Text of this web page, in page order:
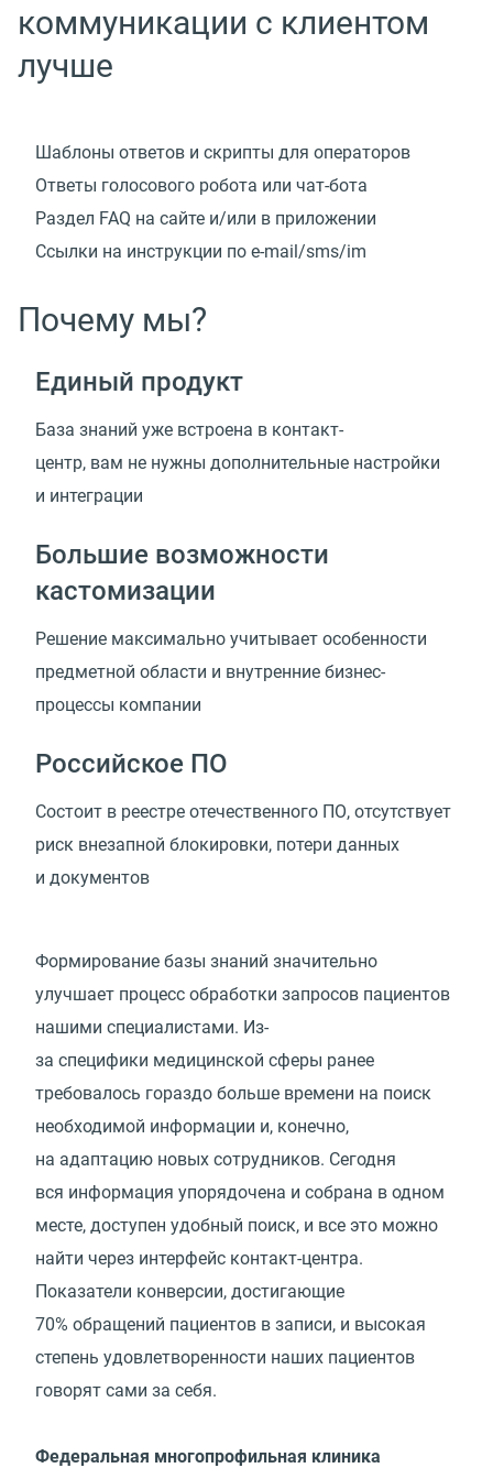
коммуникации с клиентом
лучше
Шаблоны ответов и скрипты для операторов
Ответы голосового робота или чат-бота
Раздел FAQ на сайте и/или в приложении
Ссылки на инструкции по e-mail/sms/im
Почему мы?
Единый продукт
База знаний уже встроена в контакт-
центр, вам не нужны дополнительные настройки
и интеграции
Большие возможности
кастомизации
Решение максимально учитывает особенности
предметной области и внутренние бизнес-
процессы компании
Российское ПО
Состоит в реестре отечественного ПО, отсутствует
риск внезапной блокировки, потери данных
и документов
Формирование базы знаний значительно
улучшает процесс обработки запросов пациентов
нашими специалистами. Из-
за специфики медицинской сферы ранее
требовалось гораздо больше времени на поиск
необходимой информации и, конечно,
на адаптацию новых сотрудников. Сегодня
вся информация упорядочена и собрана в одном
месте, доступен удобный поиск, и все это можно
найти через интерфейс контакт-центра.
Показатели конверсии, достигающие
70% обращений пациентов в записи, и высокая
степень удовлетворенности наших пациентов
говорят сами за себя.
Федеральная многопрофильная клиника